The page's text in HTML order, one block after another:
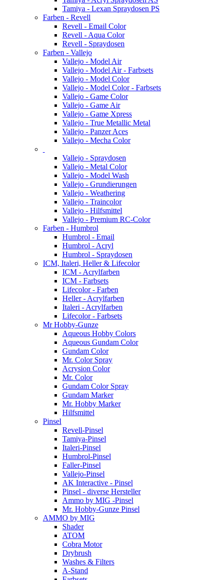
Tamiya - Lexan Spraydosen PS
Farben - Revell
Revell - Email Color
Revell - Aqua Color
Revell - Spraydosen
Farben - Vallejo
Vallejo - Model Air
Vallejo - Model Air - Farbsets
Vallejo - Model Color
Vallejo - Model Color - Farbsets
Vallejo - Game Color
Vallejo - Game Air
Vallejo - Game Xpress
Vallejo - True Metallic Metal
Vallejo - Panzer Aces
Vallejo - Mecha Color
Vallejo - Spraydosen
Vallejo - Metal Color
Vallejo - Model Wash
Vallejo - Grundierungen
Vallejo - Weathering
Vallejo - Traincolor
Vallejo - Hilfsmittel
Vallejo - Premium RC-Color
Farben - Humbrol
Humbrol - Email
Humbrol - Acryl
Humbrol - Spraydosen
ICM, Italeri, Heller & Lifecolor
ICM - Acrylfarben
ICM - Farbsets
Lifecolor - Farben
Heller - Acrylfarben
Italeri - Acrylfarben
Lifecolor - Farbsets
Mr Hobby-Gunze
Aqueous Hobby Colors
Aqueous Gundam Color
Gundam Color
Mr. Color Spray
Acrysion Color
Mr. Color
Gundam Color Spray
Gundam Marker
Mr. Hobby Marker
Hilfsmittel
Pinsel
Revell-Pinsel
Tamiya-Pinsel
Italeri-Pinsel
Humbrol-Pinsel
Faller-Pinsel
Vallejo-Pinsel
AK Interactive - Pinsel
Pinsel - diverse Hersteller
Ammo by MIG -Pinsel
Mr. Hobby-Gunze Pinsel
AMMO by MIG
Shader
ATOM
Cobra Motor
Drybrush
Washes & Filters
A-Stand